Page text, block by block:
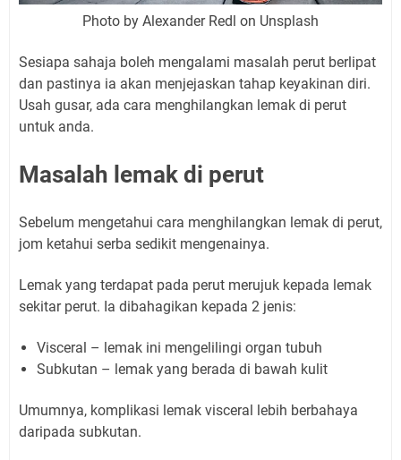
Photo by Alexander Redl on Unsplash
Sesiapa sahaja boleh mengalami masalah perut berlipat
dan pastinya ia akan menjejaskan tahap keyakinan diri.
Usah gusar, ada cara menghilangkan lemak di perut
untuk anda.
Masalah lemak di perut
Sebelum mengetahui cara menghilangkan lemak di perut,
jom ketahui serba sedikit mengenainya.
Lemak yang terdapat pada perut merujuk kepada lemak
sekitar perut. Ia dibahagikan kepada 2 jenis:
Visceral – lemak ini mengelilingi organ tubuh
Subkutan – lemak yang berada di bawah kulit
Umumnya, komplikasi lemak visceral lebih berbahaya
daripada subkutan.